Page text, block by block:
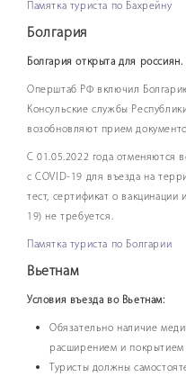
Памятка туриста по Бахрейну
Болгария
Болгария открыта для россиян.
Оперштаб РФ включил
Консульские службы
возобновляют прием
С 01.05.2022 года отменяются
с COVID-19 для въезда на
тест, сертификат о
19) не требуется.
Памятка туриста по Болгарии
Вьетнам
Условия въезда во Вьетнам:
Обязательно наличие
расширением и
Туристы должны